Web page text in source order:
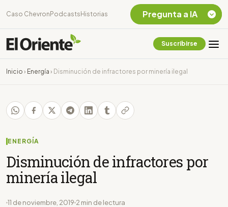
Caso Chevron Podcasts Historias
Suscribirse
Inicio › Energía › Disminución de infractores por minería ilegal
ENERGÍA
Disminución de infractores por
minería ilegal
11 de noviembre, 2019 2 min de lectura
Pregunta a IA
Chevron Ecuador